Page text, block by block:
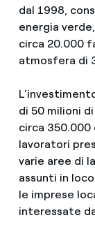
dal 1998,
energia
circa 20.000
atmosfera di
di 50 milioni
circa
lavoratori
varie aree di
assunti in
le imprese
interessate